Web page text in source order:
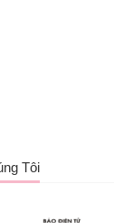
Tôi